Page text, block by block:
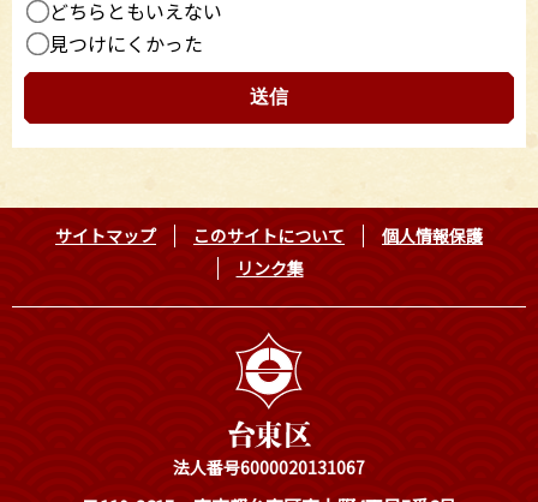
どちらともいえない
見つけにくかった
サイトマップ このサイトについて
個人情報保護
リンク集
法人番号6000020131067